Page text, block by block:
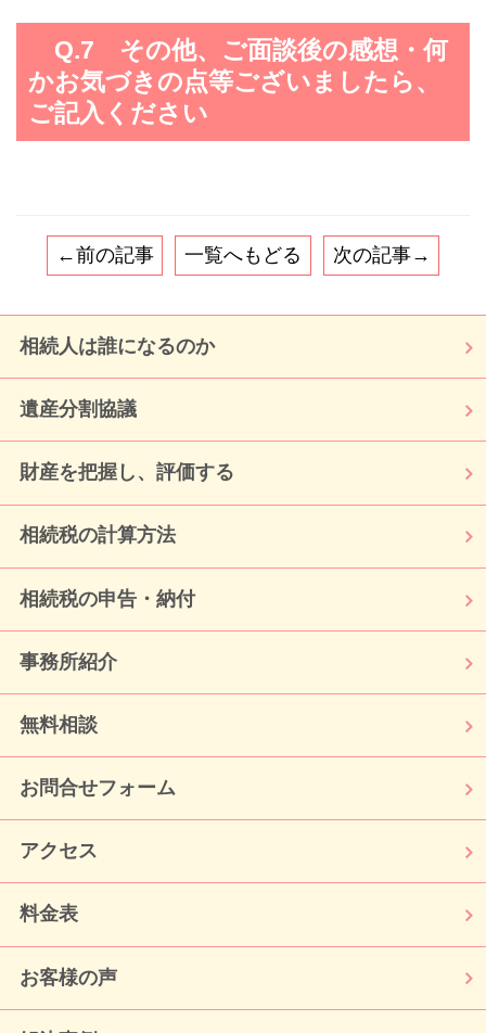
Q.7 その他、ご面談後の感想・何
かお気づきの点等ございましたら、
ご記入ください
←前の記事 一覧へもどる 次の記事→
相続人は誰になるのか
遺産分割協議
財産を把握し、評価する
相続税の計算方法
相続税の申告・納付
事務所紹介
無料相談
お問合せフォーム
アクセス
料金表
お客様の声